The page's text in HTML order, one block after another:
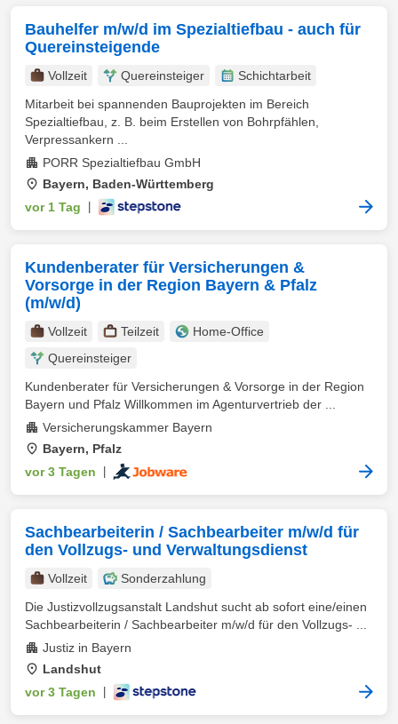
Bauhelfer m/w/d im Spezialtiefbau - auch für
Quereinsteigende
Vollzeit Quereinsteiger
Schichtarbeit
Mitarbeit bei spannenden Bauprojekten im Bereich
Spezialtiefbau, z. B. beim Erstellen von Bohrpfählen,
Verpressankern ...
PORR Spezialtiefbau GmbH
Bayern, Baden-Württemberg
vor 1 Tag
Kundenberater für Versicherungen &
Vorsorge in der Region Bayern & Pfalz
(m/w/d)
Vollzeit Teilzeit
Home-Office
Quereinsteiger
Kundenberater für Versicherungen & Vorsorge in der Region
Bayern und Pfalz Willkommen im Agenturvertrieb der ...
Versicherungskammer Bayern
Bayern, Pfalz
vor 3 Tagen
Sachbearbeiterin / Sachbearbeiter m/w/d für
den Vollzugs- und Verwaltungsdienst
Vollzeit
Sonderzahlung
Die Justizvollzugsanstalt Landshut sucht ab sofort eine/einen
Sachbearbeiterin / Sachbearbeiter m/w/d für den Vollzugs- ...
Justiz in Bayern
Landshut
vor 3 Tagen